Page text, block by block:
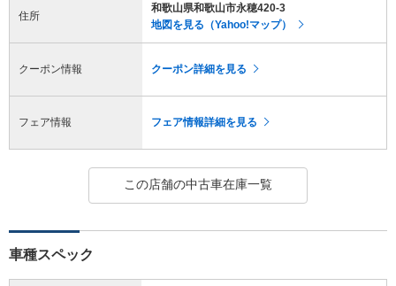
住所
和歌山県和歌山市永穂420-3
地図を見る（Yahoo!マップ）
クーポン情報 クーポン詳細を見る
フェア情報 フェア情報詳細を見る
この店舗の中古車在庫一覧
車種スペック